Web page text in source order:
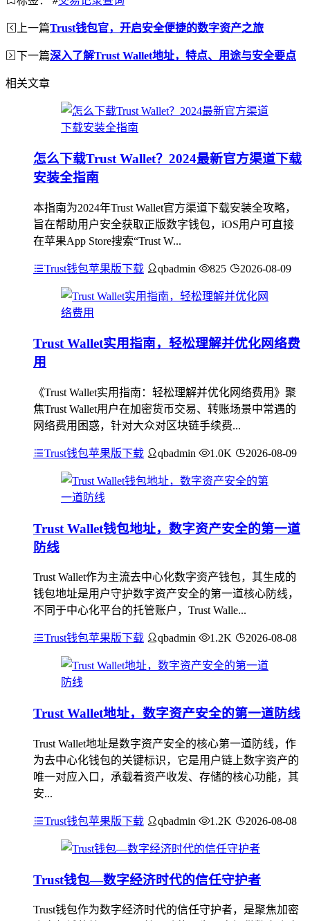
上一篇Trust钱包官，开启安全便捷的数字资产之旅
下一篇深入了解Trust Wallet地址，特点、用途与安全要点
相关文章
怎么下载Trust Wallet？2024最新官方渠道下载
安装全指南
本指南为2024年Trust Wallet官方渠道下载安装全攻略，
旨在帮助用户安全获取正版数字钱包，iOS用户可直接
在苹果App Store搜索“Trust W...
Trust钱包苹果版下载 qbadmin 825 2026-08-09
Trust Wallet实用指南，轻松理解并优化网络费
用
《Trust Wallet实用指南：轻松理解并优化网络费用》聚
焦Trust Wallet用户在加密货币交易、转账场景中常遇的
网络费用困惑，针对大众对区块链手续费...
Trust钱包苹果版下载 qbadmin 1.0K 2026-08-09
Trust Wallet钱包地址，数字资产安全的第一道
防线
Trust Wallet作为主流去中心化数字资产钱包，其生成的
钱包地址是用户守护数字资产安全的第一道核心防线，
不同于中心化平台的托管账户，Trust Walle...
Trust钱包苹果版下载 qbadmin 1.2K 2026-08-08
Trust Wallet地址，数字资产安全的第一道防线
Trust Wallet地址是数字资产安全的核心第一道防线，作
为去中心化钱包的关键标识，它是用户链上数字资产的
唯一对应入口，承载着资产收发、存储的核心功能，其
安...
Trust钱包苹果版下载 qbadmin 1.2K 2026-08-08
Trust钱包—数字经济时代的信任守护者
Trust钱包作为数字经济时代的信任守护者，是聚焦加密